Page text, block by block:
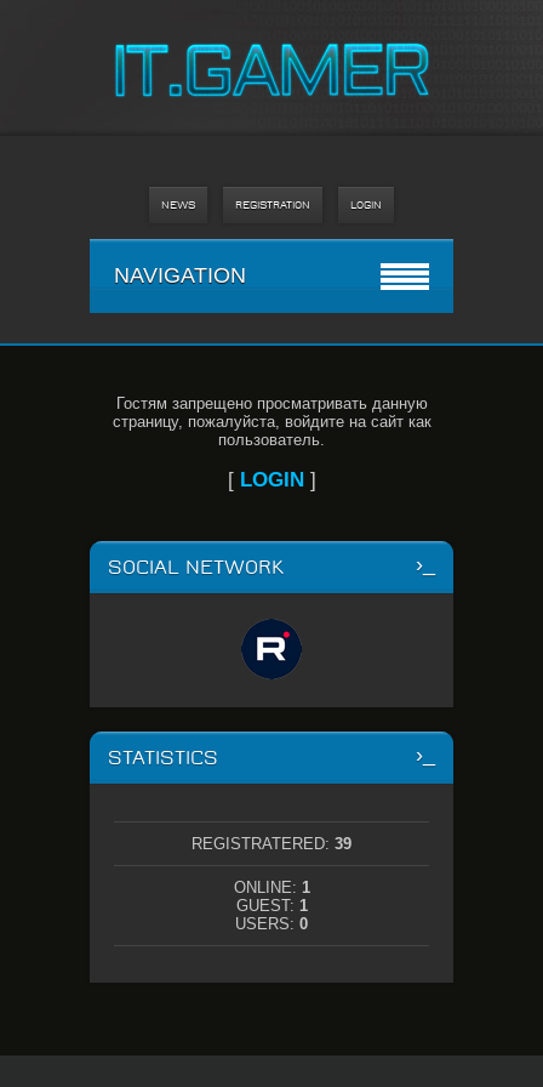
NEWS REGISTRATION LOGIN
NAVIGATION
Гостям запрещено просматривать данную
страницу, пожалуйста, войдите на сайт как
пользователь.
[ LOGIN]
SOCIAL NETWORK
STATISTICS
REGISTRATERED: 39
ONLINE: 1
GUEST: 1
USERS: 0